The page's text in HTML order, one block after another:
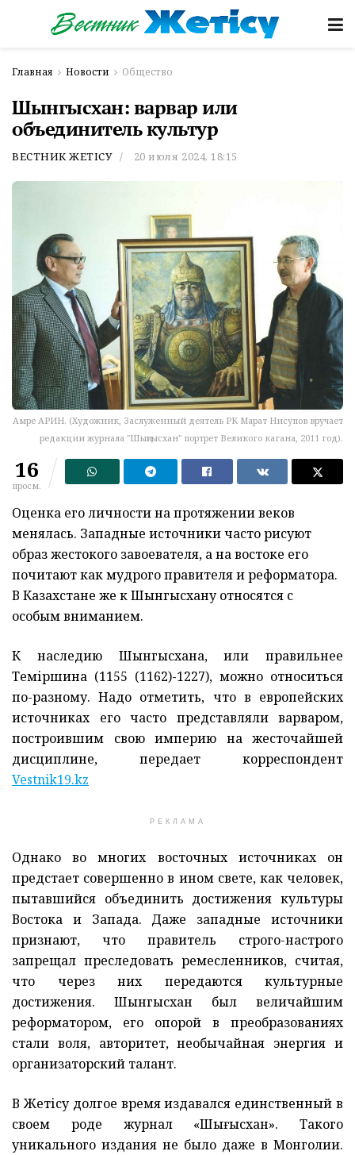
Главная Новости Общество
Шынгысхан: варвар или
объединитель культур
ВЕСТНИК ЖЕТІСУ 20 июля 2024, 18:15
Амре АРИН. (Художник, Заслуженный деятель РК Марат Нисупов вручает
редакции журнала "Шыңғысхан" портрет Великого кагана, 2011 год).
16
просм.
Оценка его личности на протяжении веков
менялась. Западные источники часто рисуют
образ жестокого завоевателя, а на востоке его
почитают как мудрого правителя и реформатора.
В Казахстане же к Шынгысхану относятся с
особым вниманием.
К наследию Шынгысхана, или правильнее
Теміршина (1155 (1162)-1227), можно относиться
по-разному. Надо отметить, что в европейских
источниках его часто представляли варваром,
построившим свою империю на жесточайшей
дисциплине, передает корреспондент
Vestnik19.kz
РЕКЛАМА
Однако во многих восточных источниках он
предстает совершенно в ином свете, как человек,
пытавшийся объединить достижения культуры
Востока и Запада. Даже западные источники
признают, что правитель строго-настрого
запрещал преследовать ремесленников, считая,
что через них передаются культурные
достижения. Шынгысхан был величайшим
реформатором, его опорой в преобразованиях
стали воля, авторитет, необычайная энергия и
организаторский талант.
В Жетісу долгое время издавался единственный в
своем роде журнал «Шыңғысхан». Такого
уникального издания не было даже в Монголии.